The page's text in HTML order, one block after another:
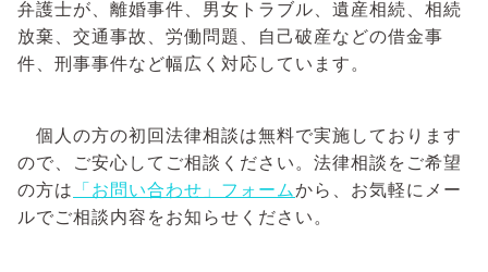
弁護士が、離婚事件、男女トラブル、遺産相続、相続
放棄、交通事故、労働問題、自己破産などの借金事
件、刑事事件など幅広く対応しています。
個人の方の初回法律相談は無料で実施しております
ので、ご安心してご相談ください。法律相談をご希望
の方は 「お問い合わせ」フォームから、お気軽にメー
ルでご相談内容をお知らせください。